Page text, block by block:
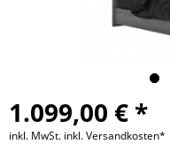
1.099,00 € *
inkl. MwSt. inkl. Versandkosten*